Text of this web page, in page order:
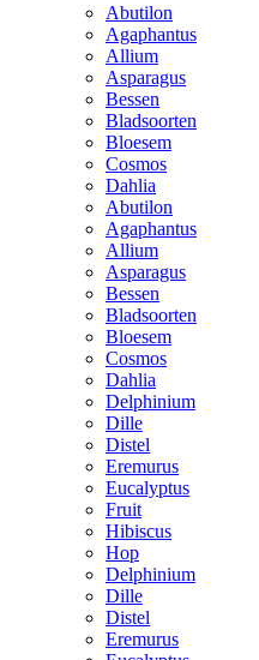
Abutilon
Agaphantus
Allium
Asparagus
Bessen
Bladsoorten
Bloesem
Cosmos
Dahlia
Abutilon
Agaphantus
Allium
Asparagus
Bessen
Bladsoorten
Bloesem
Cosmos
Dahlia
Delphinium
Dille
Distel
Eremurus
Eucalyptus
Fruit
Hibiscus
Hop
Delphinium
Dille
Distel
Eremurus